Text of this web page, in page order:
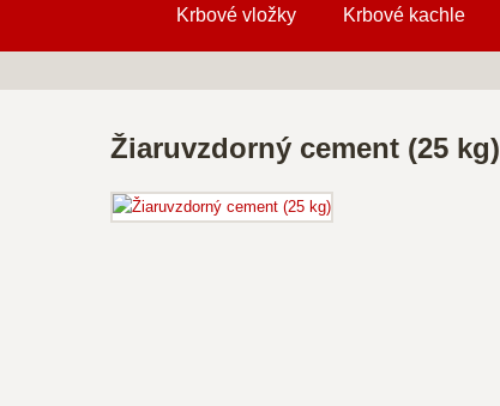
Krbové vložky Krbové kachle
Žiaruvzdorný cement (25 kg)